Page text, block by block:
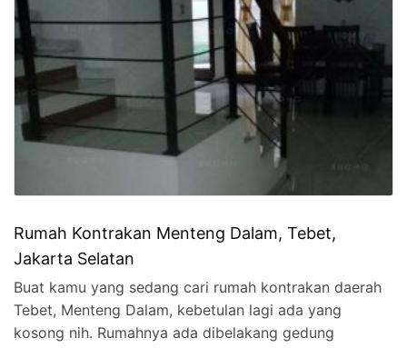
Rumah Kontrakan Menteng Dalam, Tebet,
Jakarta Selatan
Buat kamu yang sedang cari rumah kontrakan daerah
Tebet, Menteng Dalam, kebetulan lagi ada yang
kosong nih. Rumahnya ada dibelakang gedung